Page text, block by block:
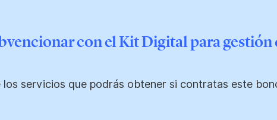
con el Kit Digital para gestión
los servicios que podrás obtener si contratas este